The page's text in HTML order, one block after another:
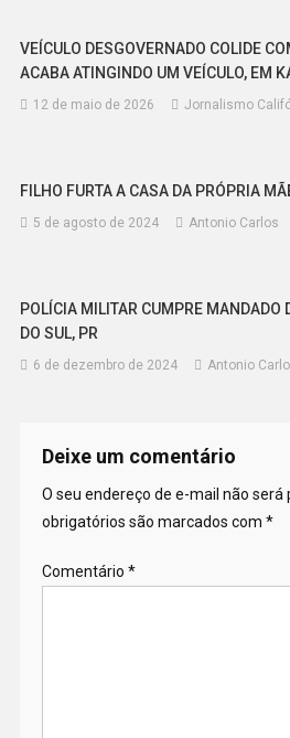
VEÍCULO DESGOVERNADO COLIDE
ACABA ATINGINDO UM VEÍCULO, EM
12 de maio de 2026 Jornalismo
FILHO FURTA A CASA DA PRÓPRIA
5 de agosto de 2024 Antonio Carlos
POLÍCIA MILITAR CUMPRE MANDADO
DO SUL, PR
6 de dezembro de 2024 Antonio
Deixe um comentário
O seu endereço de e-mail não será
obrigatórios são marcados com *
Comentário *